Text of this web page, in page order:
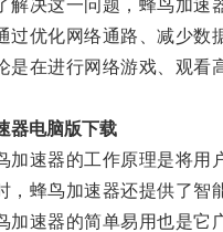
决这一问题，蜂鸟加速器
优化网络通路、减少数据
在进行网络游戏、观看高
器电脑版下载
速器的工作原理是将用户
蜂鸟加速器还提供了智能
速器的简单易用也是它广